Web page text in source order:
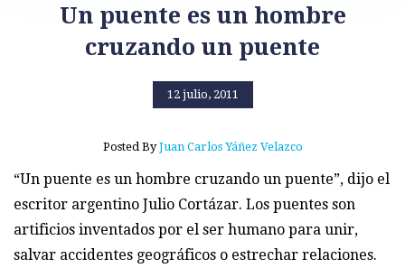
Un puente es un hombre
cruzando un puente
12 julio, 2011
Posted ByJuan Carlos Yáñez Velazco
“Un puente es un hombre cruzando un puente”, dijo el
escritor argentino Julio Cortázar. Los puentes son
artificios inventados por el ser humano para unir,
salvar accidentes geográficos o estrechar relaciones.